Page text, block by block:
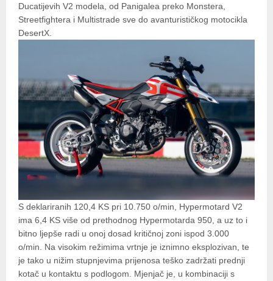
Ducatijevih V2 modela, od Panigalea preko Monstera,
Streetfightera i Multistrade sve do avanturističkog motocikla
DesertX.
S deklariranih 120,4 KS pri 10.750 o/min, Hypermotard V2
ima 6,4 KS više od prethodnog Hypermotarda 950, a uz to i
bitno ljepše radi u onoj dosad kritičnoj zoni ispod 3.000
o/min. Na visokim režimima vrtnje je iznimno eksplozivan, te
je tako u nižim stupnjevima prijenosa teško zadržati prednji
kotač u kontaktu s podlogom. Mjenjač je, u kombinaciji s